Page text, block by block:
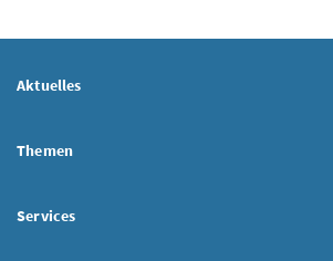
Aktuelles
Themen
Services